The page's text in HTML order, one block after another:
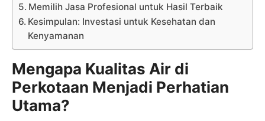
Memilih Jasa Profesional untuk Hasil Terbaik
Kesimpulan: Investasi untuk Kesehatan dan
Kenyamanan
Mengapa Kualitas Air di
Perkotaan Menjadi Perhatian
Utama?